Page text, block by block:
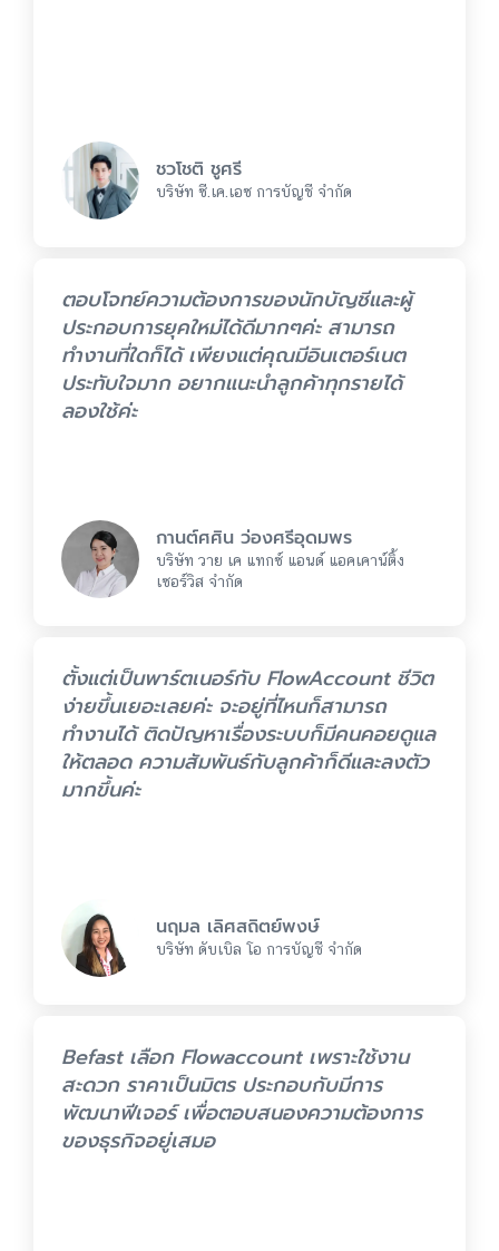
ชวโชติ ชูศรี
บริษัท ซี.เค.เอซ การบัญชี จำกัด
ตอบโจทย์ความต้องการของนักบัญชีและผู้
ประกอบการยุคใหม่ได้ดีมากๆค่ะ สามารถ
ทำงานที่ใดก็ได้ เพียงแต่คุณมีอินเตอร์เนต
ประทับใจมาก อยากแนะนำลูกค้าทุกรายได้
ลองใช้ค่ะ
กานต์ศศิน ว่องศรีอุดมพร
บริษัท วาย เค แทกซ์ แอนด์ แอคเคาน์ติ้ง
เซอร์วิส จำกัด
ตั้งแต่เป็นพาร์ตเนอร์กับ FlowAccount ชีวิต
ง่ายขึ้นเยอะเลยค่ะ จะอยู่ที่ไหนก็สามารถ
ทำงานได้ ติดปัญหาเรื่องระบบก็มีคนคอยดูแล
ให้ตลอด ความสัมพันธ์กับลูกค้าก็ดีและลงตัว
มากขึ้นค่ะ
นฤมล เลิศสถิตย์พงษ์
บริษัท ดับเบิล โอ การบัญชี จำกัด
Befast เลือก Flowaccount เพราะใช้งาน
สะดวก ราคาเป็นมิตร ประกอบกับมีการ
พัฒนาฟีเจอร์ เพื่อตอบสนองความต้องการ
ของธุรกิจอยู่เสมอ